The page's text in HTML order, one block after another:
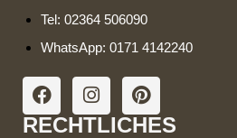
Tel: 02364 506090
WhatsApp: 0171 4142240
RECHTLICHES